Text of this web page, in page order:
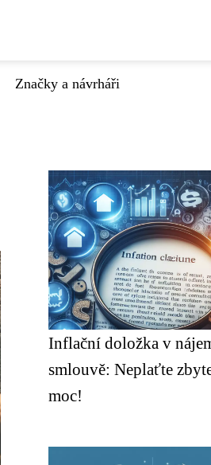
Značky a návrháři
Inflační doložka v
smlouvě: Neplaťte
moc!